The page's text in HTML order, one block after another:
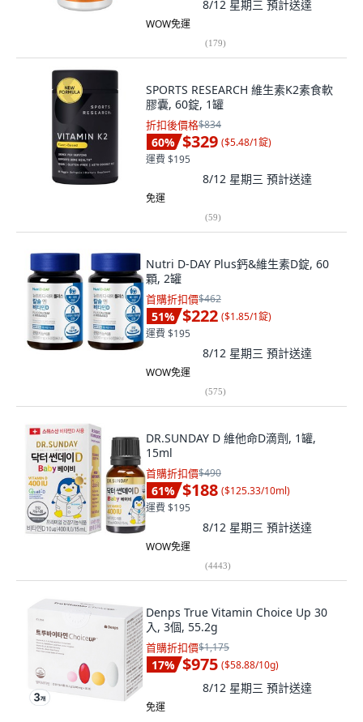
8/12 星期三 預計送達
WOW免運
(179)
SPORTS RESEARCH 維生素K2素食軟
膠囊, 60錠, 1罐
折扣後價格$834
60% $329 ($5.48/1錠)
運費 $195
8/12 星期三 預計送達
免運
(59)
Nutri D-DAY Plus鈣&維生素D錠, 60
顆, 2罐
首購折扣價$462
51% $222 ($1.85/1錠)
運費 $195
8/12 星期三 預計送達
WOW免運
(575)
DR.SUNDAY D 維他命D滴劑, 1罐,
15ml
首購折扣價$490
61% $188 ($125.33/10ml)
運費 $195
8/12 星期三 預計送達
WOW免運
(4443)
Denps True Vitamin Choice Up 30
入, 3個, 55.2g
首購折扣價$1,175
17% $975 ($58.88/10g)
8/12 星期三 預計送達
免運